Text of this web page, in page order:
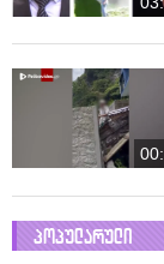
პოპულარული